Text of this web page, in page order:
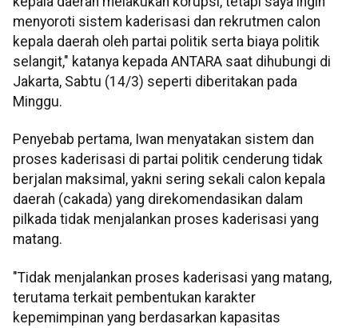
menyoroti sistem kaderisasi dan rekrutmen calon
kepala daerah oleh partai politik serta biaya politik
selangit," katanya kepada ANTARA saat dihubungi di
Jakarta, Sabtu (14/3) seperti diberitakan pada
Minggu.
Penyebab pertama, Iwan menyatakan sistem dan
proses kaderisasi di partai politik cenderung tidak
berjalan maksimal, yakni sering sekali calon kepala
daerah (cakada) yang direkomendasikan dalam
pilkada tidak menjalankan proses kaderisasi yang
matang.
"Tidak menjalankan proses kaderisasi yang matang,
terutama terkait pembentukan karakter
kepemimpinan yang berdasarkan kapasitas